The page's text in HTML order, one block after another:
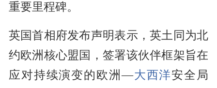
重要里程碑。
英国首相府发布声明表示，英土同为北
约欧洲核心盟国，签署该伙伴框架旨在
应对持续演变的欧洲—大西洋安全局